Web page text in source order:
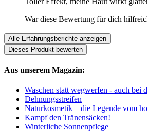
War diese Bewertung für dich
Alle Erfahrungsberichte anzeigen
Dieses Produkt bewerten
Aus unserem Magazin:
Waschen statt wegwerfen - auch bei
Dehnungsstreifen
Naturkosmetik – die Legende vom
Kampf den Tränensäcken!
Winterliche Sonnenpflege